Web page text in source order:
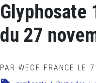
Glyphosate
du 27
PAR WECF FRANCE LE